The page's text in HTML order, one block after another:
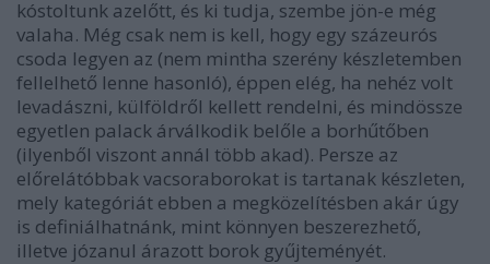
kóstoltunk azelőtt, és ki tudja, szembe jön-e még
valaha. Még csak nem is kell, hogy egy százeurós
csoda legyen az (nem mintha szerény készletemben
fellelhető lenne hasonló), éppen elég, ha nehéz volt
levadászni, külföldről kellett rendelni, és mindössze
egyetlen palack árválkodik belőle a borhűtőben
(ilyenből viszont annál több akad). Persze az
előrelátóbbak vacsoraborokat is tartanak készleten,
mely kategóriát ebben a megközelítésben akár úgy
is definiálhatnánk, mint könnyen beszerezhető,
illetve józanul árazott borok gyűjteményét.